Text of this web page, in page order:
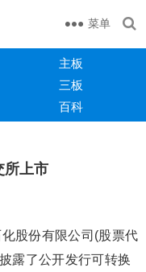
菜单
主板
三板
百科
所上市
股份有限公司(股票代
露了公开发行可转换